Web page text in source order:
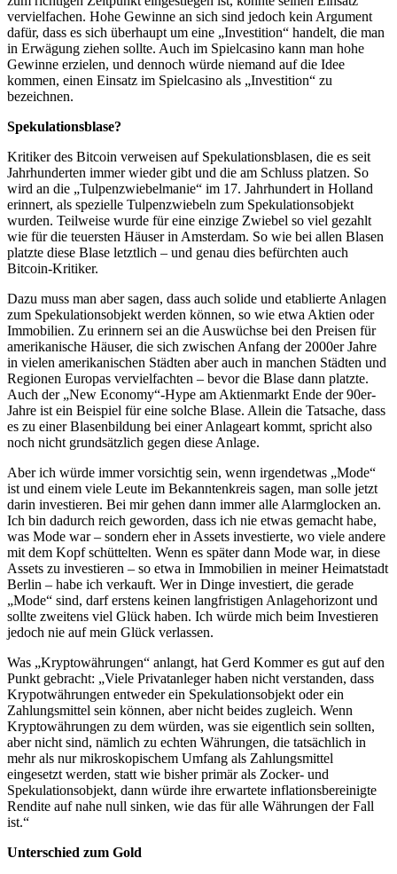
vervielfachen. Hohe Gewinne an sich sind jedoch kein Argument
dafür, dass es sich überhaupt um eine „Investition“ handelt, die man
in Erwägung ziehen sollte. Auch im Spielcasino kann man hohe
Gewinne erzielen, und dennoch würde niemand auf die Idee
kommen, einen Einsatz im Spielcasino als „Investition“ zu
bezeichnen.
Spekulationsblase?
Kritiker des Bitcoin verweisen auf Spekulationsblasen, die es seit
Jahrhunderten immer wieder gibt und die am Schluss platzen. So
wird an die „Tulpenzwiebelmanie“ im 17. Jahrhundert in Holland
erinnert, als spezielle Tulpenzwiebeln zum Spekulationsobjekt
wurden. Teilweise wurde für eine einzige Zwiebel so viel gezahlt
wie für die teuersten Häuser in Amsterdam. So wie bei allen Blasen
platzte diese Blase letztlich – und genau dies befürchten auch
Bitcoin-Kritiker.
Dazu muss man aber sagen, dass auch solide und etablierte Anlagen
zum Spekulationsobjekt werden können, so wie etwa Aktien oder
Immobilien. Zu erinnern sei an die Auswüchse bei den Preisen für
amerikanische Häuser, die sich zwischen Anfang der 2000er Jahre
in vielen amerikanischen Städten aber auch in manchen Städten und
Regionen Europas vervielfachten – bevor die Blase dann platzte.
Auch der „New Economy“-Hype am Aktienmarkt Ende der 90er-
Jahre ist ein Beispiel für eine solche Blase. Allein die Tatsache, dass
es zu einer Blasenbildung bei einer Anlageart kommt, spricht also
noch nicht grundsätzlich gegen diese Anlage.
Aber ich würde immer vorsichtig sein, wenn irgendetwas „Mode“
ist und einem viele Leute im Bekanntenkreis sagen, man solle jetzt
darin investieren. Bei mir gehen dann immer alle Alarmglocken an.
Ich bin dadurch reich geworden, dass ich nie etwas gemacht habe,
was Mode war – sondern eher in Assets investierte, wo viele andere
mit dem Kopf schüttelten. Wenn es später dann Mode war, in diese
Assets zu investieren – so etwa in Immobilien in meiner Heimatstadt
Berlin – habe ich verkauft. Wer in Dinge investiert, die gerade
„Mode“ sind, darf erstens keinen langfristigen Anlagehorizont und
sollte zweitens viel Glück haben. Ich würde mich beim Investieren
jedoch nie auf mein Glück verlassen.
Was „Kryptowährungen“ anlangt, hat Gerd Kommer es gut auf den
Punkt gebracht: „Viele Privatanleger haben nicht verstanden, dass
Krypotwährungen entweder ein Spekulationsobjekt oder ein
Zahlungsmittel sein können, aber nicht beides zugleich. Wenn
Kryptowährungen zu dem würden, was sie eigentlich sein sollten,
aber nicht sind, nämlich zu echten Währungen, die tatsächlich in
mehr als nur mikroskopischem Umfang als Zahlungsmittel
eingesetzt werden, statt wie bisher primär als Zocker- und
Spekulationsobjekt, dann würde ihre erwartete inflationsbereinigte
Rendite auf nahe null sinken, wie das für alle Währungen der Fall
ist.“
Unterschied zum Gold